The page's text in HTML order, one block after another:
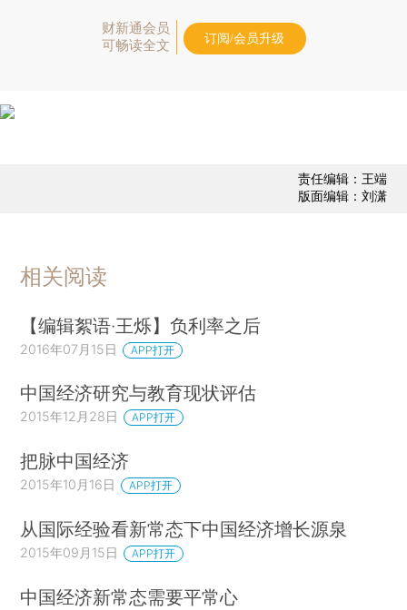
财新通会员
可畅读全文
订阅/会员升级
责任编辑：王端
版面编辑：刘潇
相关阅读
【编辑絮语·王烁】负利率之后
2016年07月15日 APP打开
中国经济研究与教育现状评估
2015年12月28日 APP打开
把脉中国经济
2015年10月16日 APP打开
从国际经验看新常态下中国经济增长源泉
2015年09月15日 APP打开
中国经济新常态需要平常心